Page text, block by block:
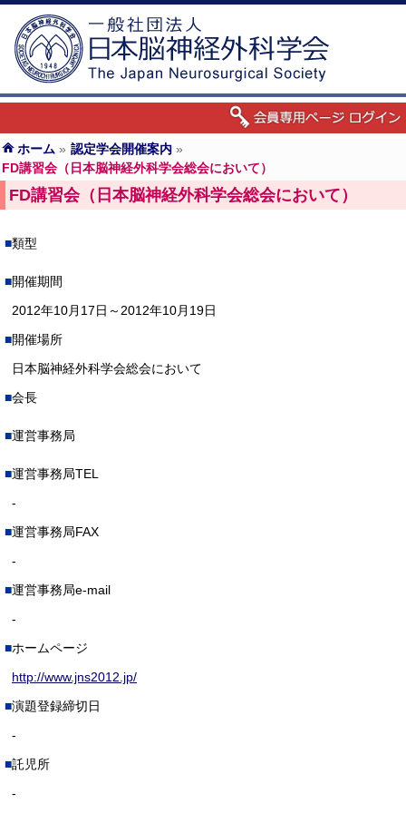
ホーム » 認定学会開催案内 »
FD講習会（日本脳神経外科学会総会において）
FD講習会（日本脳神経外科学会総会において）
類型
開催期間
2012年10月17日～2012年10月19日
開催場所
日本脳神経外科学会総会において
会長
運営事務局
運営事務局TEL
-
運営事務局FAX
-
運営事務局e-mail
-
ホームページ
http://www.jns2012.jp/
演題登録締切日
-
託児所
-